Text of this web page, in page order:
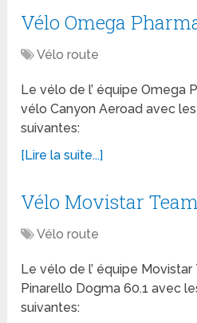
Vélo Omega
Vélo route
Le vélo de l’ équipe Omega
vélo Canyon Aeroad avec
suivantes:
[Lire la suite...]
Vélo Movistar Team
Vélo route
Le vélo de l’ équipe
Pinarello Dogma 60.1 avec
suivantes: